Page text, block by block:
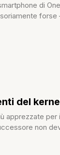
di
forse
del
apprezzate per
non